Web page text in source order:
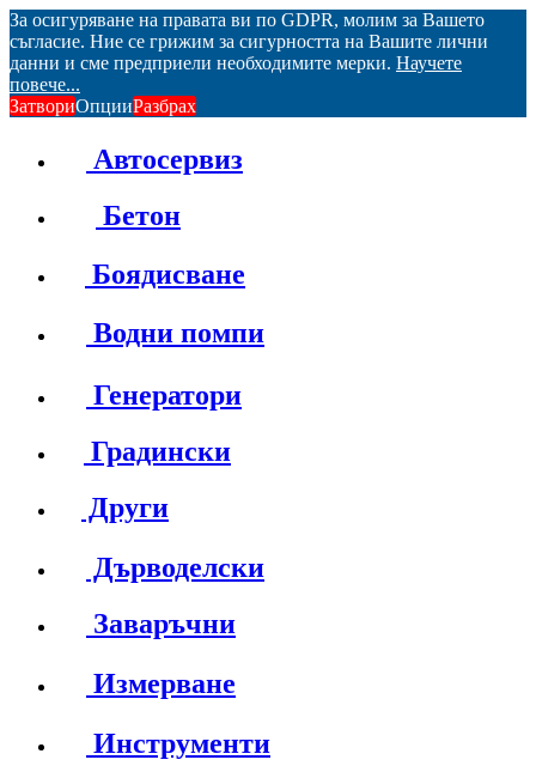
За осигуряване на правата ви по GDPR, молим за Вашето
съгласие. Ние се грижим за сигурността на Вашите лични
данни и сме предприели необходимите мерки. Научете
повече...
ЗатвориОпцииРазбрах
Автосервиз
Бетон
Боядисване
Водни помпи
Генератори
Градински
Други
Дърводелски
Заваръчни
Измерване
Инструменти